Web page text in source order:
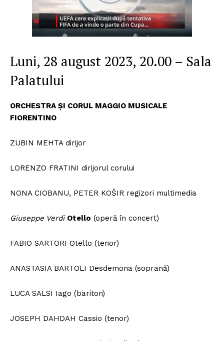
Luni, 28 august 2023, 20.00 – Sala
Palatului
ORCHESTRA ȘI CORUL MAGGIO MUSICALE
FIORENTINO
ZUBIN MEHTA dirijor
LORENZO FRATINI dirijorul corului
NONA CIOBANU, PETER KOŠIR regizori multimedia
Giuseppe Verdi Otello (operă în concert)
FABIO SARTORI Otello (tenor)
ANASTASIA BARTOLI Desdemona (soprană)
LUCA SALSI Iago (bariton)
JOSEPH DAHDAH Cassio (tenor)